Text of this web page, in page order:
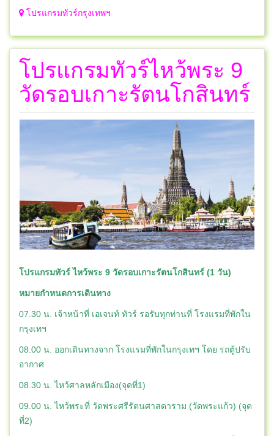
โปรแกรมทัวร์กรุงเทพฯ
โปรแกรมทัวร์ไหว้พระ 9
วัดรอบเกาะรัตนโกสินทร์
โปรแกรมทัวร์ ไหว้พระ 9 วัดรอบเกาะรัตนโกสินทร์ (1 วัน)
หมายกำหนดการเดินทาง
07.30 น. เจ้าหน้าที่ เอเจนท์ ทัวร์ รอรับทุกท่านที่ โรงแรมที่พักใน
กรุงเทฯ
08.00 น. ออกเดินทางจาก โรงแรมที่พักในกรุงเทฯ โดย รถตู้ปรับ
อากาศ
08.30 น. ไหว้ศาลหลักเมือง(จุดที่1)
09.00 น. ไหว้พระที่ วัดพระศรีรัตนศาสดาราม (วัดพระแก้ว) (จุด
ที่2)